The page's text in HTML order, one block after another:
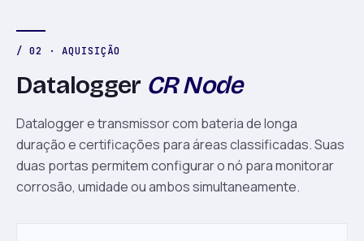
/ 02 · AQUISIÇÃO
Datalogger CR Node
Datalogger e transmissor com bateria de longa
duração e certificações para áreas classificadas. Suas
duas portas permitem configurar o nó para monitorar
corrosão, umidade ou ambos simultaneamente.